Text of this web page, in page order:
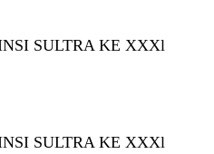
SULTRA KE XXXl
SULTRA KE XXXl